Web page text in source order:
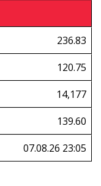
236.83
120.75
14,177
139.60
07.08.26 23:05